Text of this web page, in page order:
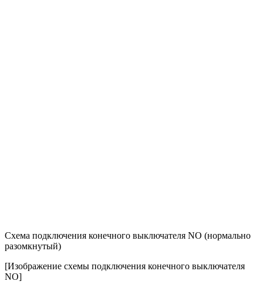
Схема подключения конечного выключателя NO (нормально
разомкнутый)
[Изображение схемы подключения конечного выключателя
NO]